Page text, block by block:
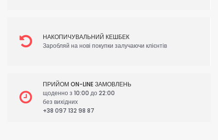
НАКОПИЧУВАЛЬНИЙ КЕШБЕК
Заробляй на нові покупки залучаючи клієнтів
ПРИЙОМ ON-LINE ЗАМОВЛЕНЬ
щоденно з 10:00 до 22:00
без вихідних
+38 097 132 98 87